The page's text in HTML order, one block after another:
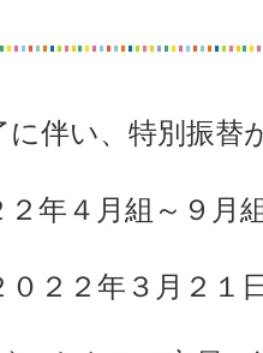
に伴い、特別振
年４月組～９月
２２年３月２１